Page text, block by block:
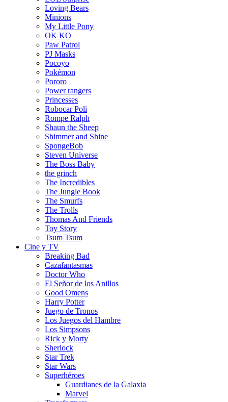
Loving Bears
Minions
My Little Pony
OK KO
Paw Patrol
PJ Masks
Pocoyo
Pokémon
Pororo
Power rangers
Princesses
Robocar Poli
Rompe Ralph
Shaun the Sheep
Shimmer and Shine
SpongeBob
Steven Universe
The Boss Baby
the grinch
The Incredibles
The Jungle Book
The Smurfs
The Trolls
Thomas And Friends
Toy Story
Tsum Tsum
Cine y TV
Breaking Bad
Cazafantasmas
Doctor Who
El Señor de los Anillos
Good Omens
Harry Potter
Juego de Tronos
Los Juegos del Hambre
Los Simpsons
Rick y Morty
Sherlock
Star Trek
Star Wars
Superhéroes
Guardianes de la Galaxia
Marvel